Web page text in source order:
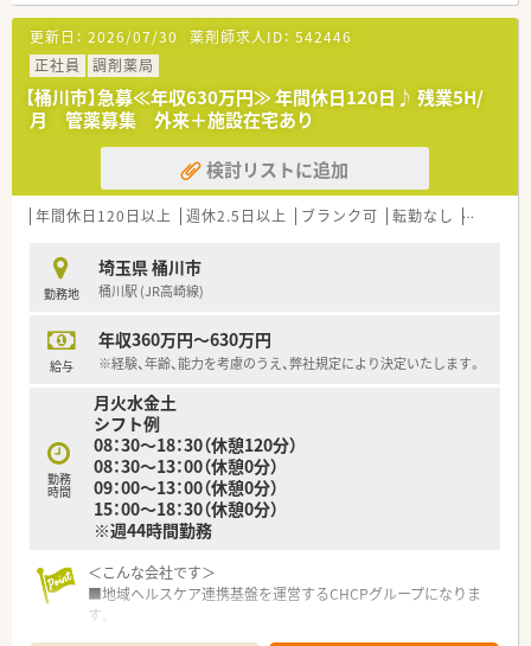
更新日： 2026/07/30 薬剤師求人ID： 542446
正社員
調剤薬局
【桶川市】急募≪年収630万円≫ 年間休日120日♪ 残業5H/
月 管薬募集 外来＋施設在宅あり
検討リストに追加
年間休日120日以上 週休2.5日以上 ブランク可 転勤なし 車通勤可
勤務地
埼玉県 桶川市
桶川駅 (JR高崎線)
給与
年収360万円～630万円
※経験、年齢、能力を考慮のうえ、弊社規定により決定いたします。
勤務
時間
月火水金土
シフト例
08：30～18：30（休憩120分）
08：30～13：00（休憩0分）
09：00～13：00（休憩0分）
15：00～18：30（休憩0分）
※週44時間勤務
＜こんな会社です＞
■地域ヘルスケア連携基盤を運営するCHCPグループになりま
す。